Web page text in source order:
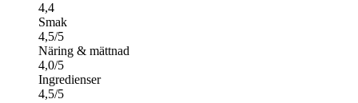
4,4
Smak
4,5/5
Näring & mättnad
4,0/5
Ingredienser
4,5/5